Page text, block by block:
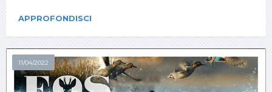
APPROFONDISCI
11/04/2022